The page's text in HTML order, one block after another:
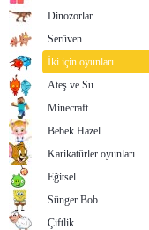
Dinozorlar
Serüven
İki için oyunları
Ateş ve Su
Minecraft
Bebek Hazel
Karikatürler oyunları
Eğitsel
Sünger Bob
Çiftlik